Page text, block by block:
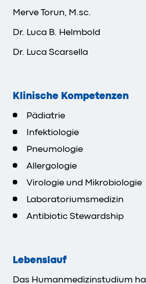
Merve Torun, M.sc.
Dr. Luca B. Helmbold
Dr. Luca Scarsella
Klinische Kompetenzen
Pädiatrie
Infektiologie
Pneumologie
Allergologie
Virologie und Mikrobiologie
Laboratoriumsmedizin
Antibiotic Stewardship
Lebenslauf
Das Humanmedizinstudium